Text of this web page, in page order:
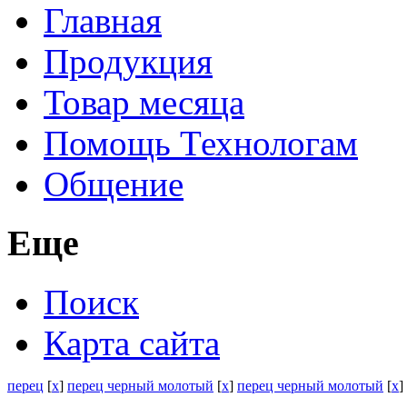
Главная
Продукция
Товар месяца
Помощь Технологам
Общение
Еще
Поиск
Карта сайта
перец [x] перец черный молотый [x] перец черный молотый [x]